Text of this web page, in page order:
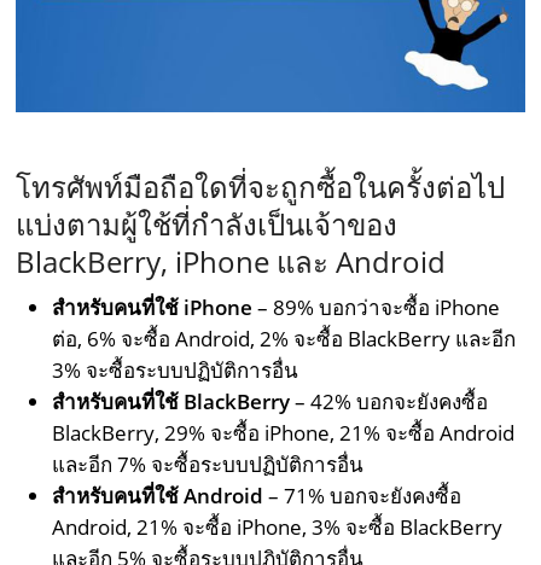
โทรศัพท์มือถือใดที่จะถูกซื้อในครั้งต่อไป
แบ่งตามผู้ใช้ที่กำลังเป็นเจ้าของ
BlackBerry, iPhone และ Android
สำหรับคนที่ใช้ iPhone– 89% บอกว่าจะซื้อ iPhone
ต่อ, 6% จะซื้อ Android, 2% จะซื้อ BlackBerry และอีก
3% จะซื้อระบบปฏิบัติการอื่น
สำหรับคนที่ใช้ BlackBerry– 42% บอกจะยังคงซื้อ
BlackBerry, 29% จะซื้อ iPhone, 21% จะซื้อ Android
และอีก 7% จะซื้อระบบปฏิบัติการอื่น
สำหรับคนที่ใช้ Android – 71% บอกจะยังคงซื้อ
Android, 21% จะซื้อ iPhone, 3% จะซื้อ BlackBerry
และอีก 5% จะซื้อระบบปฏิบัติการอื่น